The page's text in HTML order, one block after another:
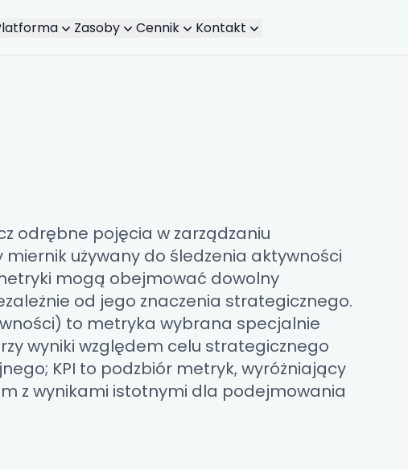
Zasoby Cennik Kontakt
Powiązane treści
odrębne pojęcia w zarządzaniu
używany do śledzenia aktywności
mogą obejmować dowolny
od jego znaczenia strategicznego.
) to metryka wybrana specjalnie
wyniki względem celu strategicznego
KPI to podzbiór metryk, wyróżniający
z wynikami istotnymi dla podejmowania